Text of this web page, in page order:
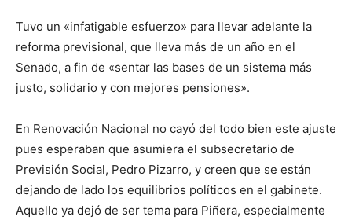
Tuvo un «infatigable esfuerzo» para llevar adelante la
reforma previsional, que lleva más de un año en el
Senado, a fin de «sentar las bases de un sistema más
justo, solidario y con mejores pensiones».
En Renovación Nacional no cayó del todo bien este ajuste
pues esperaban que asumiera el subsecretario de
Previsión Social, Pedro Pizarro, y creen que se están
dejando de lado los equilibrios políticos en el gabinete.
Aquello ya dejó de ser tema para Piñera, especialmente